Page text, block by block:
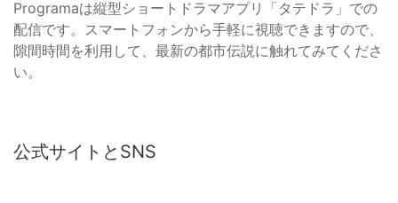
Programaは縦型ショートドラマアプリ「タテドラ」での
配信です。スマートフォンから手軽に視聴できますので、
隙間時間を利用して、最新の都市伝説に触れてみてくださ
い。
公式サイトとSNS